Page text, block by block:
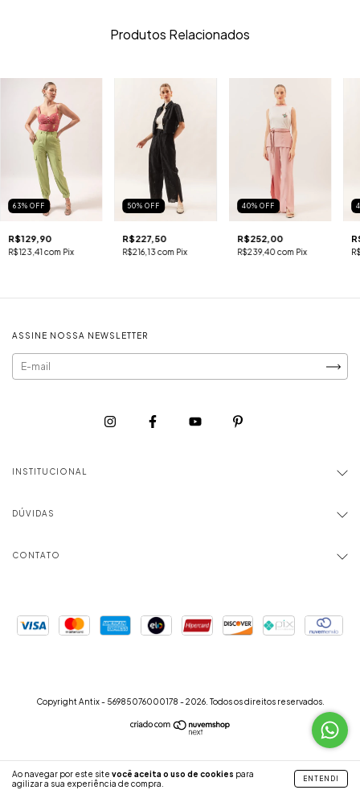
Ao navegar por este site você aceita o uso de cookies para
agilizar a sua experiência de compra.
ENTENDI
Produtos Relacionados
63% OFF
R$129,90
R$123,41 com Pix
50%OFF
R$227,50
R$216,13com Pix
40% OFF
R$252,00
R$239,40com Pix
ASSINE NOSSA NEWSLETTER
INSTITUCIONAL
DÚVIDAS
CONTATO
Copyright Antix - 56985076000178 - 2026. Todos os direitos reservados.